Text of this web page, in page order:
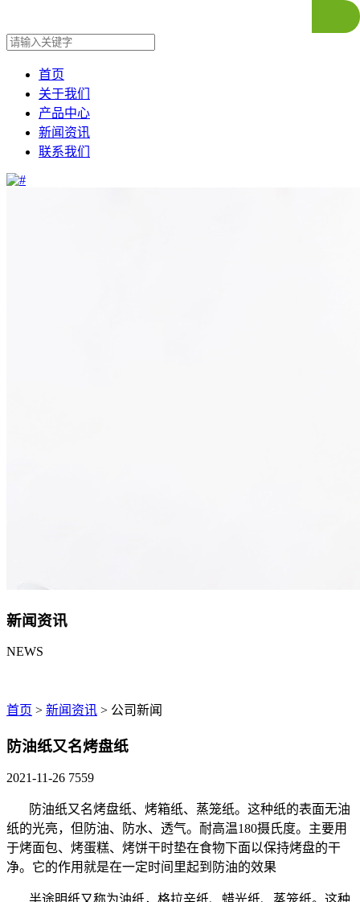
首页
关于我们
产品中心
新闻资讯
联系我们
新闻资讯
NEWS
首页 > 新闻资讯 > 公司新闻
防油纸又名烤盘纸
2021-11-26 7559
防油纸又名烤盘纸、烤箱纸、蒸笼纸。这种纸的表面无油
纸的光亮，但防油、防水、透气。耐高温180摄氏度。主要用
于烤面包、烤蛋糕、烤饼干时垫在食物下面以保持烤盘的干
净。它的作用就是在一定时间里起到防油的效果
半途明纸又称为油纸，格拉辛纸、蜡光纸、蒸笼纸。这种